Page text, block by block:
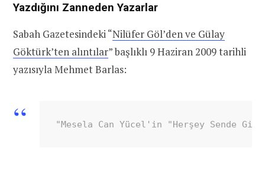
Yazdığını Zanneden Yazarlar
Sabah Gazetesindeki “Nilüfer Göl’den ve Gülay
Göktürk’ten alıntılar” başlıklı 9 Haziran 2009 tarihli
yazısıyla Mehmet Barlas:
"Mesela Can Yücel'in "Herşey Sende